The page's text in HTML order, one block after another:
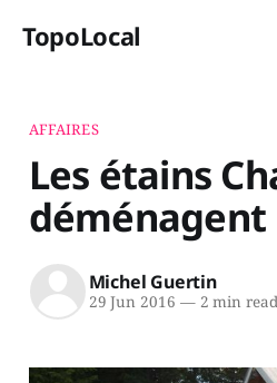
TopoLocal
AFFAIRES
Les étains
déménagent
Michel Guertin
29 Jun 2016 —2 min read